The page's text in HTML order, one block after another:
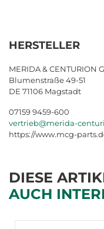
HERSTELLER
MERIDA & CENTURION
Blumenstraße 49-51
DE 71106 Magstadt
07159 9459-600
vertrieb@merida-
https://www.mcg-
DIESE
AUCH